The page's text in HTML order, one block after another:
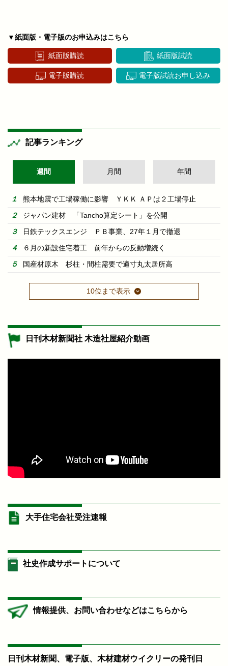
▼紙面版・電子版のお申込みはこちら
紙面版購読 紙面版試読
電子版購読 電子版試読お申し込み
記事ランキング
週間 月間 年間
熊本地震で工場稼働に影響 ＹＫＫ ＡＰは２工場停止
ジャパン建材 「Tancho算定シート」を公開
日鉄テックスエンジ ＰＢ事業、27年１月で撤退
６月の新設住宅着工 前年からの反動増続く
国産材原木 杉柱・間柱需要で適寸丸太居所高
10位まで表示
日刊木材新聞社 木造社屋紹介動画
大手住宅会社受注速報
社史作成サポートについて
情報提供、お問い合わせなどはこちらから
日刊木材新聞、電子版、木材建材ウイクリーの発刊日